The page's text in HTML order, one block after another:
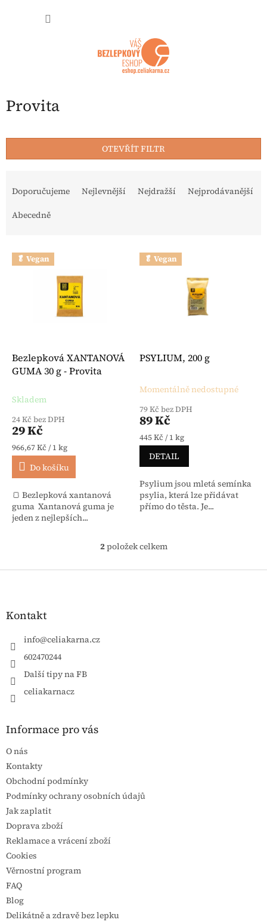
Provita
OTEVŘÍT FILTR
Doporučujeme Nejlevnější Nejdražší
Nejprodávanější
Abecedně
Výpis produktů
🥬 Vegan
Bezlepková XANTANOVÁ
GUMA 30 g - Provita
Skladem
24 Kč bez DPH
29 Kč
Měrná cena:
966,67 Kč / 1 kg
Do košíku
🍞 Bezlepková xantanová
guma Xantanová guma je
jeden z nejlepších...
🥬 Vegan
PSYLIUM, 200 g
Průměrné hodnocení produktu
Momentálně nedostupné
79 Kč bez DPH
89 Kč
Měrná cena:
445 Kč / 1 kg
DETAIL
Psylium jsou mletá semínka
psylia, která lze přidávat
přímo do těsta. Je...
Ovládací prvky výpisu
2položek celkem
Zápatí
Kontakt
info@celiakarna.cz
602470244
Další tipy na FB
celiakarnacz
Informace pro vás
O nás
Kontakty
Obchodní podmínky
Podmínky ochrany osobních údajů
Jak zaplatit
Doprava zboží
Reklamace a vrácení zboží
Cookies
Věrnostní program
FAQ
Blog
Delikátně a zdravě bez lepku